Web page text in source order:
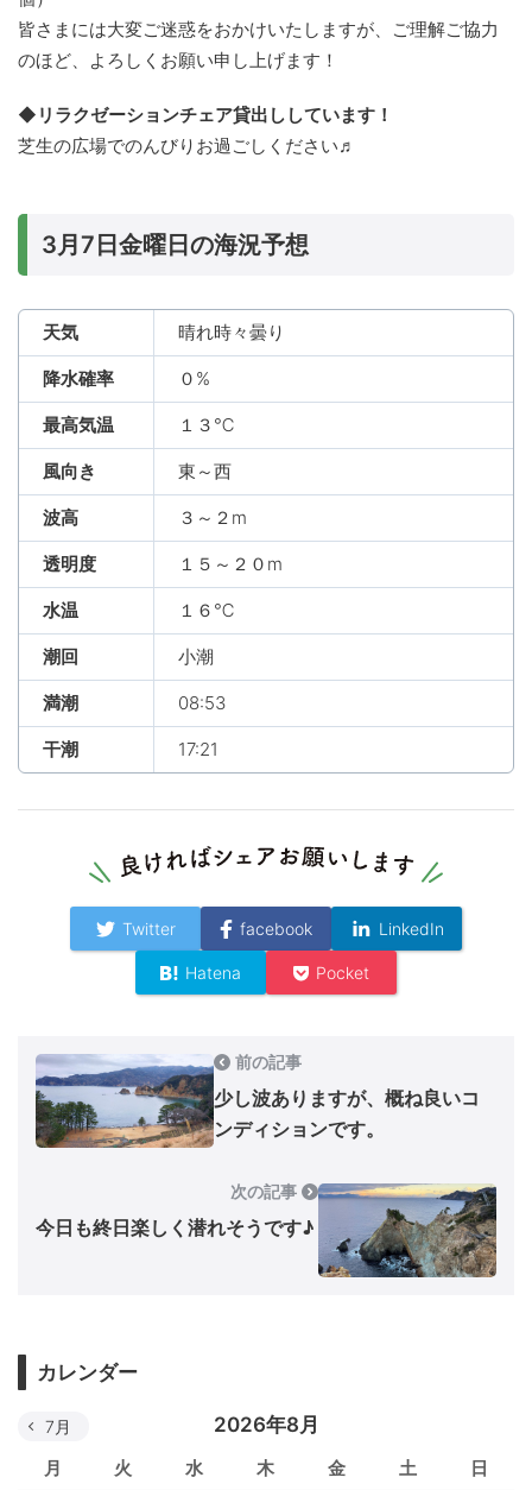
皆さまには大変ご迷惑をおかけいたしますが、ご理解ご協力
のほど、よろしくお願い申し上げます！
◆リラクゼーションチェア貸出ししています！
芝生の広場でのんびりお過ごしください♬
3月7日金曜日の海況予想
天気 晴れ時々曇り
降水確率 ０%
最高気温 １３℃
風向き 東～西
波高 ３～２m
透明度 １５～２０m
水温 １６℃
潮回 小潮
満潮 08:53
干潮 17:21
Twitter facebook LinkedIn
Hatena Pocket
前の記事
少し波ありますが、概ね良いコ
ンディションです。
次の記事
今日も終日楽しく潜れそうです♪
カレンダー
2026年8月
月 火 水 木 金 土 日
7月